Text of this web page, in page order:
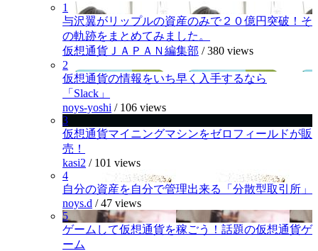
1
与沢翼がリップルの資産のみで２０億円突破！そ
の軌跡をまとめてみました。
仮想通貨ＪＡＰＡＮ編集部 /380 views
2
仮想通貨の情報をいち早く入手するなら
「Slack」
noys-yoshi / 106 views
3
仮想通貨マイニングマシンをゼロフィールドが販
売！
kasi2 / 101 views
4
自分の資産を自分で管理出来る「分散型取引所」
noys.d /47 views
5
ゲームして仮想通貨を稼ごう！話題の仮想通貨ゲ
ーム